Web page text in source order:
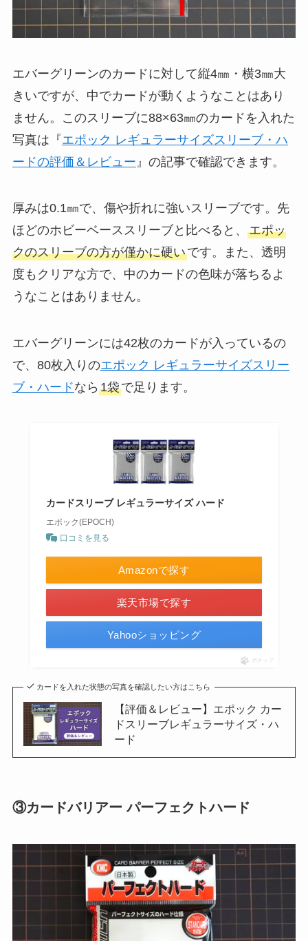
エバーグリーンのカードに対して縦4㎜・横3㎜大
きいですが、中でカードが動くようなことはあり
ません。このスリーブに88×63㎜のカードを入れた
写真は『エポック レギュラーサイズスリーブ・ハ
ードの評価＆レビュー 』の記事で確認できます。
厚みは0.1㎜で、傷や折れに強いスリーブです。先
ほどのホビーベーススリーブと比べると、 エポッ
クのスリーブの方が僅かに硬いです。また、透明
度もクリアな方で、中のカードの色味が落ちるよ
うなことはありません。
エバーグリーンには42枚のカードが入っているの
で、80枚入りのエポック レギュラーサイズスリー
ブ・ハードなら 1袋で足ります。
カードスリーブ レギュラーサイズ ハード
エポック(EPOCH)
口コミを見る
Amazonで探す
楽天市場で探す
Yahooショッピング
ポチップ
カードを入れた状態の写真を確認したい方はこちら
【評価＆レビュー】エポック カー
ドスリーブレギュラーサイズ・ハ
ード
③カードバリアー パーフェクトハード